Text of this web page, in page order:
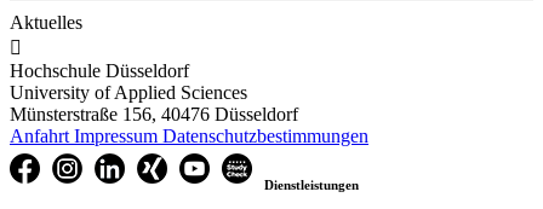
Aktuelles

Hochschule Düsseldorf
University of Applied Sciences
Münsterstraße 156, 40476 Düsseldorf
Anfahrt Impressum Datenschutzbestimmungen
Dienstleistungen